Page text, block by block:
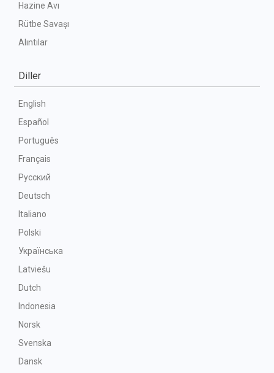
Hazine Avı
Rütbe Savaşı
Alıntılar
Diller
English
Español
Português
Français
Русский
Deutsch
Italiano
Polski
Українська
Latviešu
Dutch
Indonesia
Norsk
Svenska
Dansk